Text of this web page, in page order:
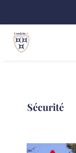
Sécurité